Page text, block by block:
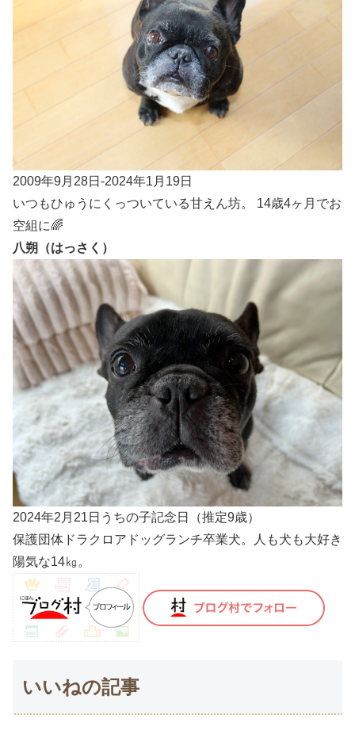
2009年9月28日-2024年1月19日
いつもひゅうにくっついている甘えん坊。 14歳4ヶ月でお
空組に🌈
八朔（はっさく）
2024年2月21日うちの子記念日（推定9歳）
保護団体ドラクロアドッグランチ卒業犬。人も犬も大好き
陽気な14㎏。
いいねの記事